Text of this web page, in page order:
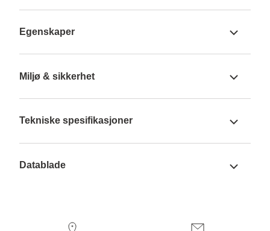
Egenskaper
Miljø & sikkerhet
Tekniske spesifikasjoner
Datablade